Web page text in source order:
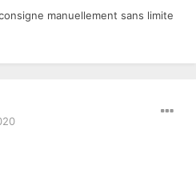
manuellement sans limite